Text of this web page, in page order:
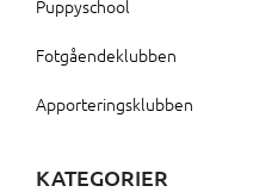
Puppyschool
Fotgåendeklubben
Apporteringsklubben
KATEGORIER